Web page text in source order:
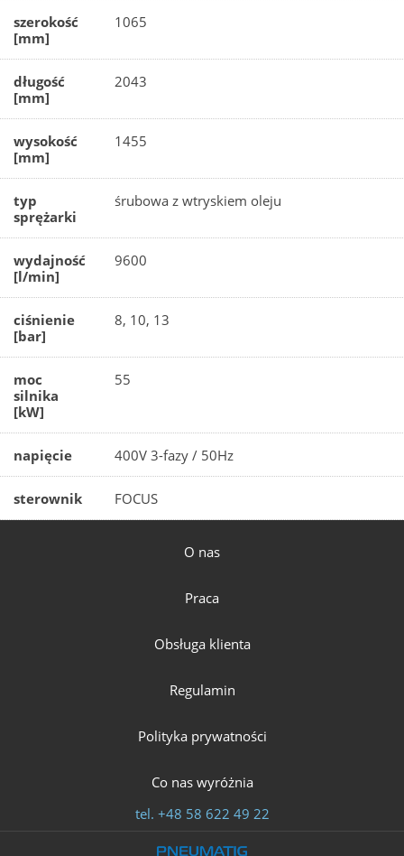
szerokość
[mm]
1065
długość
[mm]
2043
wysokość
[mm]
1455
typ
sprężarki
śrubowa z wtryskiem oleju
wydajność
[l/min]
9600
ciśnienie
[bar]
8, 10, 13
moc
silnika
[kW]
55
napięcie 400V 3-fazy / 50Hz
sterownik FOCUS
O nas
Praca
Obsługa klienta
Regulamin
Polityka prywatności
Co nas wyróżnia
tel. +48 58 622 49 22